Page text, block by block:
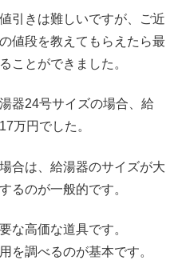
引きは難しいですが、ご近
値段を教えてもらえたら最
ことができました。
器24号サイズの場合、給
万円でした。
合は、給湯器のサイズが大
るのが一般的です。
な高価な道具です。
を調べるのが基本です。